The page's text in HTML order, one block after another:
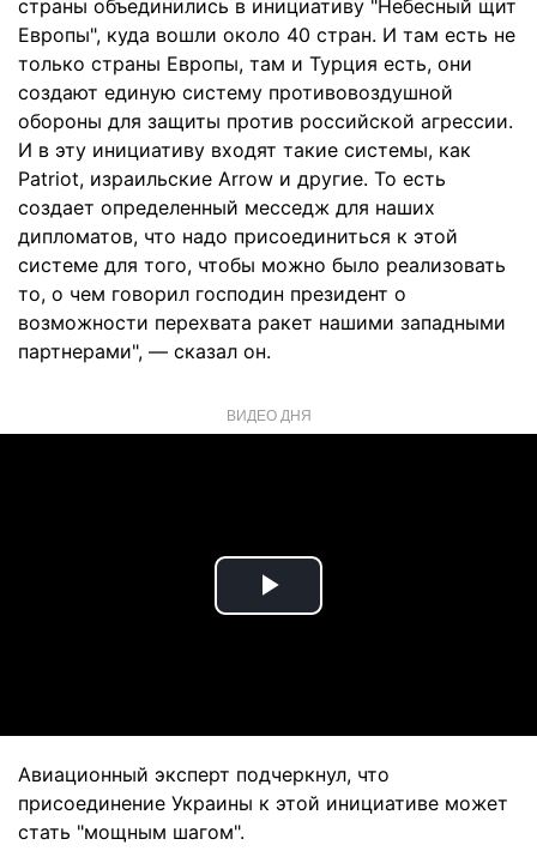
страны объединились в инициативу "Небесный щит
Европы", куда вошли около 40 стран. И там есть не
только страны Европы, там и Турция есть, они
создают единую систему противовоздушной
обороны для защиты против российской агрессии.
И в эту инициативу входят такие системы, как
Patriot, израильские Arrow и другие. То есть
создает определенный месседж для наших
дипломатов, что надо присоединиться к этой
системе для того, чтобы можно было реализовать
то, о чем говорил господин президент о
возможности перехвата ракет нашими западными
партнерами", — сказал он.
ВИДЕО ДНЯ
Play
Авиационный эксперт подчеркнул, что
присоединение Украины к этой инициативе может
стать "мощным шагом".